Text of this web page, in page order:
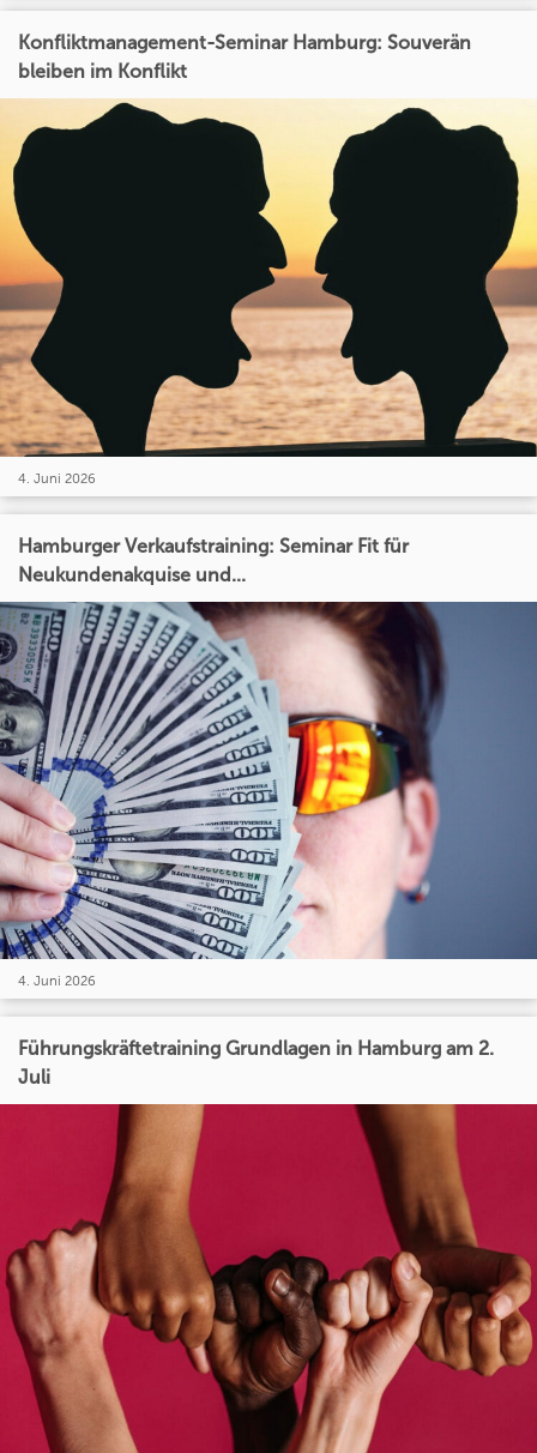
Konfliktmanagement-Seminar Hamburg: Souverän
bleiben im Konflikt
4. Juni 2026
Hamburger Verkaufstraining: Seminar Fit für
Neukundenakquise und...
4. Juni 2026
Führungskräftetraining Grundlagen in Hamburg am 2.
Juli